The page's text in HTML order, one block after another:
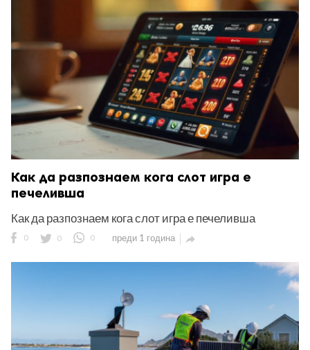
Как да разпознаем кога слот игра е
печеливша
Как да разпознаем кога слот игра е печеливша
0 0 0 преди 1 година 